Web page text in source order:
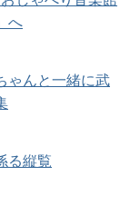
へ
んと一緒に武
る縦覧